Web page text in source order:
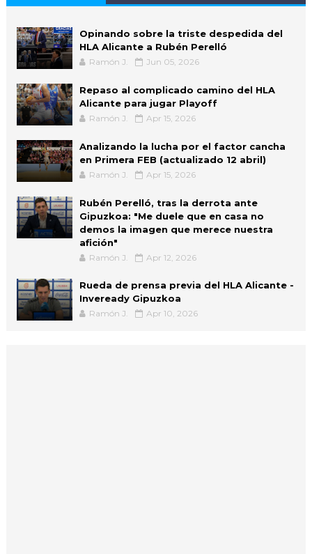
Opinando sobre la triste despedida del
HLA Alicante a Rubén Perelló
Ramón J. Jun 05, 2026
Repaso al complicado camino del HLA
Alicante para jugar Playoff
Ramón J. Apr 15, 2026
Analizando la lucha por el factor cancha
en Primera FEB (actualizado 12 abril)
Ramón J. Apr 15, 2026
Rubén Perelló, tras la derrota ante
Gipuzkoa: "Me duele que en casa no
demos la imagen que merece nuestra
afición"
Ramón J. Apr 12, 2026
Rueda de prensa previa del HLA Alicante -
Inveready Gipuzkoa
Ramón J. Apr 10, 2026